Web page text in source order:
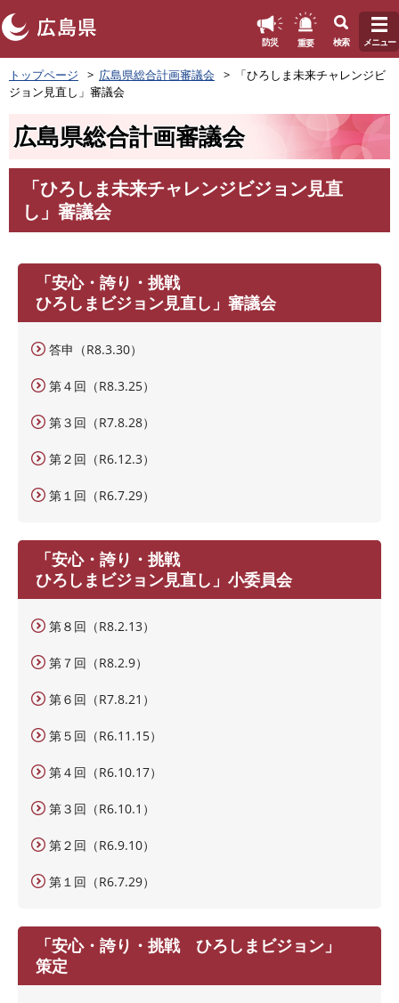
ペ
ー
ジ
防災 重要 検索 メニュー
トップページ 広島県総合計画審議会
「ひろしま未来チャレンジビ
ジョン見直し」審議会
広島県総合計画審議会
「ひろしま未来チャレンジビジョン見直
し」審議会
「安心・誇り・挑戦
ひろしまビジョン見直し」審議会
答申（R8.3.30）
第４回（R8.3.25）
第３回（R7.8.28）
第２回（R6.12.3）
第１回（R6.7.29）
「安心・誇り・挑戦
ひろしまビジョン見直し」小委員会
第８回（R8.2.13）
第７回（R8.2.9）
第６回（R7.8.21）
第５回（R6.11.15）
第４回（R6.10.17）
第３回（R6.10.1）
第２回（R6.9.10）
第１回（R6.7.29）
「安心・誇り・挑戦 ひろしまビジョン」
策定